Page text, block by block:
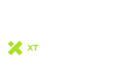
The XRP Healthcare project was
2022, by founder and director Kain